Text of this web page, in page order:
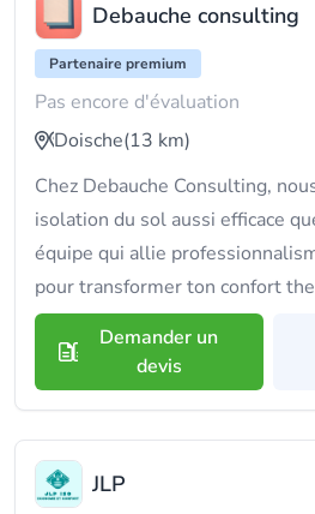
Debauche consulting
Partenaire premium
Pas encore d'évaluation
Doische(13 km)
Chez Debauche Consulting,
isolation du sol aussi efficace
équipe qui allie
pour transformer ton confort
Demander un
devis
JLP